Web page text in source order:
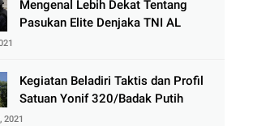
Mengenal Lebih Dekat Tentang
Pasukan Elite Denjaka TNI AL
Kegiatan Beladiri Taktis dan Profil
Satuan Yonif 320/Badak Putih
2021